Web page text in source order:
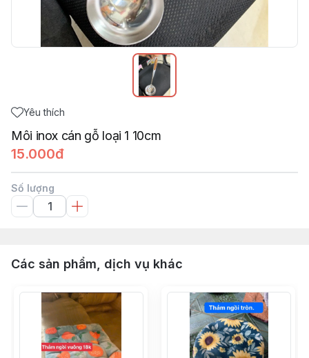
Yêu thích
Môi inox cán gỗ loại 1 10cm
15.000đ
Số lượng
Các sản phẩm, dịch vụ khác